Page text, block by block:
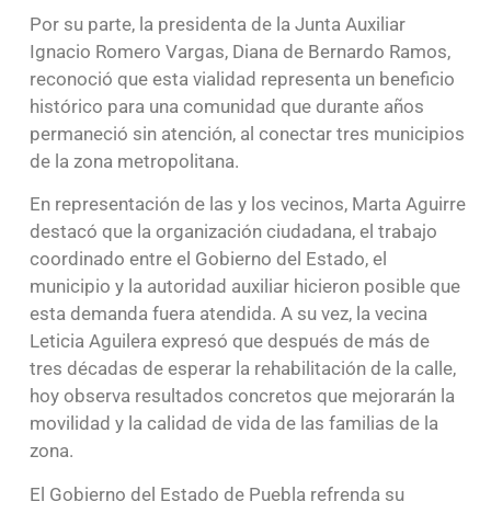
Por su parte, la presidenta de la Junta Auxiliar
Ignacio Romero Vargas, Diana de Bernardo Ramos,
reconoció que esta vialidad representa un beneficio
histórico para una comunidad que durante años
permaneció sin atención, al conectar tres municipios
de la zona metropolitana.
En representación de las y los vecinos, Marta Aguirre
destacó que la organización ciudadana, el trabajo
coordinado entre el Gobierno del Estado, el
municipio y la autoridad auxiliar hicieron posible que
esta demanda fuera atendida. A su vez, la vecina
Leticia Aguilera expresó que después de más de
tres décadas de esperar la rehabilitación de la calle,
hoy observa resultados concretos que mejorarán la
movilidad y la calidad de vida de las familias de la
zona.
El Gobierno del Estado de Puebla refrenda su